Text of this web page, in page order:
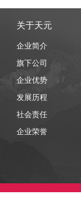
关于天元
企业简介
旗下公司
企业优势
发展历程
社会责任
企业荣誉